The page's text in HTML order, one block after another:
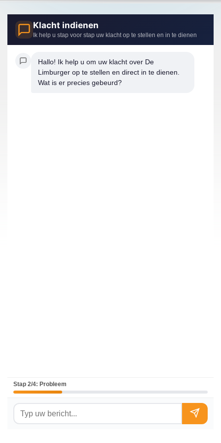
Klacht indienen
Ik help u stap voor stap uw klacht op te stellen en in te dienen
Hallo! Ik help u om uw klacht over De
Limburger op te stellen en direct in te dienen.
Wat is er precies gebeurd?
Stap 2/4: Probleem